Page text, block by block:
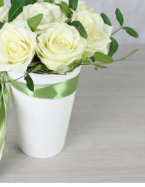
от 120 минут